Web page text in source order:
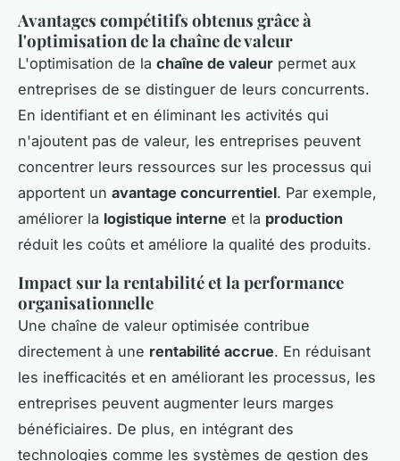
Avantages compétitifs obtenus grâce à
l'optimisation de la chaîne de valeur
L'optimisation de la chaîne de valeur permet aux
entreprises de se distinguer de leurs concurrents.
En identifiant et en éliminant les activités qui
n'ajoutent pas de valeur, les entreprises peuvent
concentrer leurs ressources sur les processus qui
apportent un avantage concurrentiel. Par exemple,
améliorer la logistique interne et la production
réduit les coûts et améliore la qualité des produits.
Impact sur la rentabilité et la performance
organisationnelle
Une chaîne de valeur optimisée contribue
directement à une rentabilité accrue. En réduisant
les inefficacités et en améliorant les processus, les
entreprises peuvent augmenter leurs marges
bénéficiaires. De plus, en intégrant des
technologies comme les systèmes de gestion des